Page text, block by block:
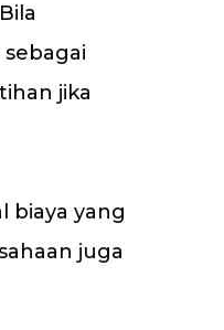
jika
yang
juga